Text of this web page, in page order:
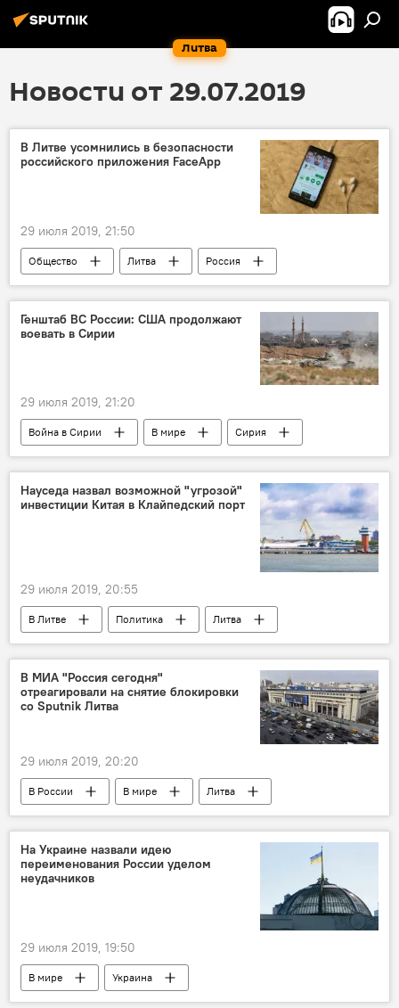
Литва
Новости от 29.07.2019
В Литве усомнились в безопасности
российского приложения FaceApp
29 июля 2019, 21:50
Общество Литва
Россия
Национальный центр крови (NKS)
Генштаб ВС России: США продолжают
воевать в Сирии
29 июля 2019, 21:20
Война в Сирии В мире Сирия
Науседа назвал возможной "угрозой"
инвестиции Китая в Клайпедский порт
29 июля 2019, 20:55
В Литве Политика
Литва
Китай
Гитанас Науседа
В МИА "Россия сегодня"
отреагировали на снятие блокировки
со Sputnik Литва
29 июля 2019, 20:20
В России В мире
Литва
МИА "Россия сегодня"
Sputnik Литва
На Украине назвали идею
переименования России уделом
неудачников
29 июля 2019, 19:50
В мире
Украина
Верховная рада Украины